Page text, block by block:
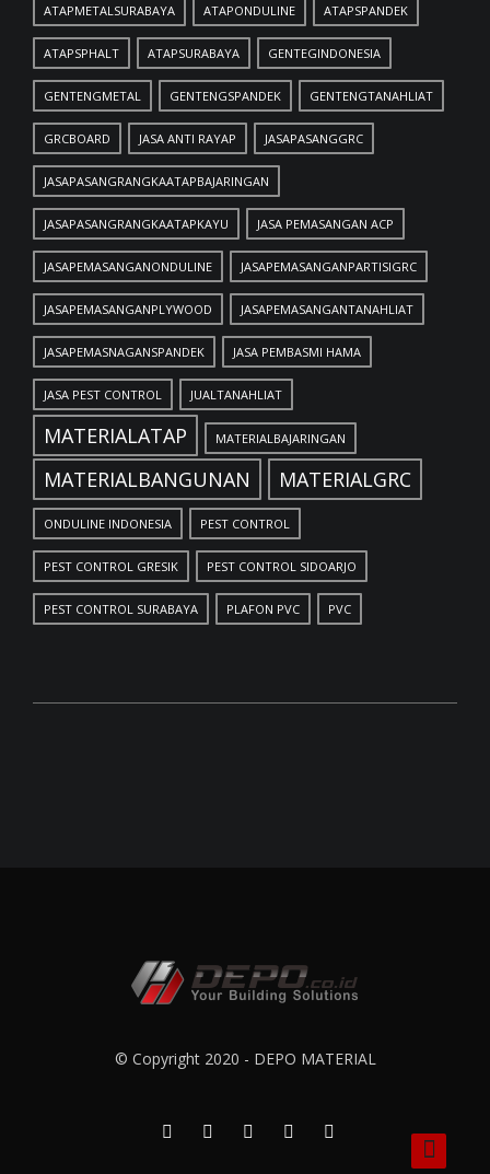
ATAPMETALSURABAYA ATAPONDULINE ATAPSPANDEK
ATAPSPHALT ATAPSURABAYA GENTEGINDONESIA
GENTENGMETAL GENTENGSPANDEK GENTENGTANAHLIAT
GRCBOARD JASA ANTI RAYAP JASAPASANGGRC
JASAPASANGRANGKAATAPBAJARINGAN
JASAPASANGRANGKAATAPKAYU JASA PEMASANGAN ACP
JASAPEMASANGANONDULINE JASAPEMASANGANPARTISIGRC
JASAPEMASANGANPLYWOOD JASAPEMASANGANTANAHLIAT
JASAPEMASNAGANSPANDEK JASA PEMBASMI HAMA
JASA PEST CONTROL JUALTANAHLIAT
MATERIALATAP MATERIALBAJARINGAN
MATERIALBANGUNAN MATERIALGRC
ONDULINE INDONESIA PEST CONTROL
PEST CONTROL GRESIK PEST CONTROL SIDOARJO
PEST CONTROL SURABAYA PLAFON PVC PVC
© Copyright 2020 - DEPO MATERIAL